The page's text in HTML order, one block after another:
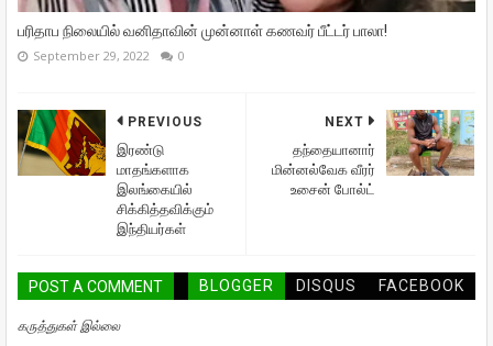
பரிதாப நிலையில் வனிதாவின் முன்னாள் கணவர் பீட்டர் பாலா!
September 29, 2022 0
NEXT
தந்தையானார்
மின்னல்வேக வீரர்
உசைன் போல்ட்
PREVIOUS
இரண்டு
மாதங்களாக
இலங்கையில்
சிக்கித்தவிக்கும்
இந்தியர்கள்
POST A COMMENT BLOGGER DISQUS FACEBOOK
கருத்துகள் இல்லை